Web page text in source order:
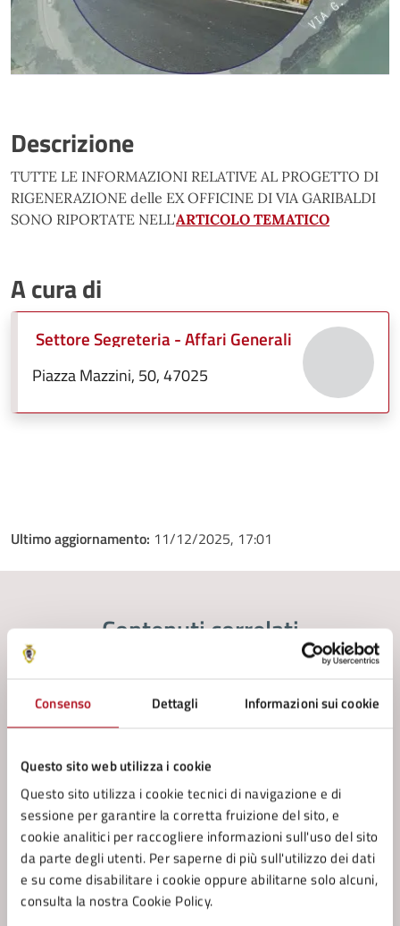
Consenso Dettagli Informazioni sui cookie
Questo sito web utilizza i cookie
Questo sito utilizza i cookie tecnici di navigazione e di
sessione per garantire la corretta fruizione del sito, e
cookie analitici per raccogliere informazioni sull'uso del sito
da parte degli utenti. Per saperne di più sull'utilizzo dei dati
e su come disabilitare i cookie oppure abilitarne solo alcuni,
consulta la nostra Cookie Policy.
Descrizione
TUTTE LE INFORMAZIONI RELATIVE AL PROGETTO DI
RIGENERAZIONE delle EX OFFICINE DI VIA GARIBALDI
SONO RIPORTATE NELL'ARTICOLO TEMATICO
A cura di
Settore Segreteria - Affari Generali
Piazza Mazzini, 50, 47025
Ultimo aggiornamento: 11/12/2025, 17:01
Contenuti correlati
Regolamento sui processi partecipativi, la
Settore e delle libere Associazioni, di patrocini e di
benefici economici
Regolamento sulla collaborazione tra cittadini e
amministrazioni per la cura, la rigenerazione e la
gestione condivisa dei beni comuni urbani